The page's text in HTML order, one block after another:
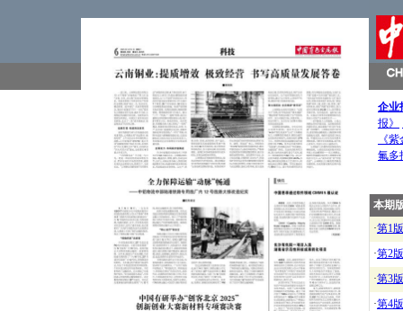
企业
报》
《
氟多
本期
·第1版
·第2版
·第3版
·第4版